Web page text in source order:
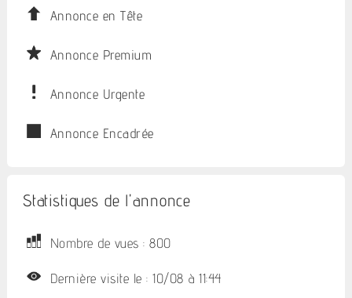
Annonce en Tête
Annonce Premium
Annonce Urgente
Annonce Encadrée
Statistiques de l'annonce
Nombre de vues : 800
Dernière visite le : 10/08 à 11:44